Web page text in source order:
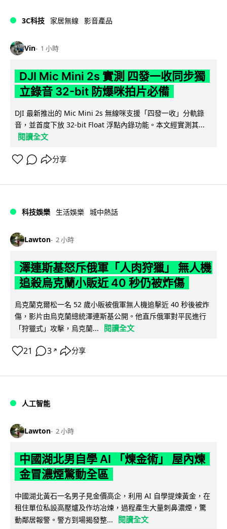
3C科技 家居無線 影音產品
Vin 1 小時
DJI Mic Mini 2s 實測 四發一收同步獨
立錄音 32-bit 防爆咪拍片必備
DJI 最新推出的 Mic Mini 2s 無線咪支援「四發一收」分軌錄
音，並首度下放 32-bit Float 浮點內錄功能。本文經實測其...
閱讀全文
分享
科技娛樂 生活娛樂 城中熱話
Lawton 2 小時
澤連斯基怒斥俄軍「人肉狩獵」 無人機
追殺烏克蘭小販近 40 秒仍被炸傷
烏克蘭克爾松一名 52 歲小販被俄軍無人機追擊近 40 秒後被炸
傷，影片由烏克蘭總統澤連斯基公開。他直斥俄軍對平民進行
「狩獵式」攻擊，烏克蘭...
閱讀全文
21 3 ↗ 分享
人工智能
Lawton 2 小時
中國湖北男自學 AI 「煉金術」 屋內煉
金冒濃煙驚動全區
中國湖北黃石一名男子見金價高企，利用 AI 自學提煉黃金，在
租住單位私設高壓爐及作坊冶煉，過程產生大量刺鼻濃煙，驚
動鄰居報警。警方到場揭發整...
閱讀全文